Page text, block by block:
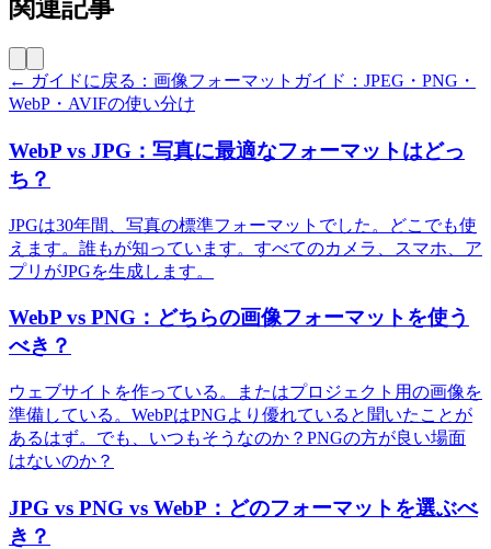
関連記事
← ガイドに戻る：画像フォーマットガイド：JPEG・PNG・
WebP・AVIFの使い分け
WebP vs JPG：写真に最適なフォーマットはどっ
ち？
JPGは30年間、写真の標準フォーマットでした。どこでも使
えます。誰もが知っています。すべてのカメラ、スマホ、ア
プリがJPGを生成します。
WebP vs PNG：どちらの画像フォーマットを使う
べき？
ウェブサイトを作っている。またはプロジェクト用の画像を
準備している。WebPはPNGより優れていると聞いたことが
あるはず。でも、いつもそうなのか？PNGの方が良い場面
はないのか？
JPG vs PNG vs WebP：どのフォーマットを選ぶべ
き？